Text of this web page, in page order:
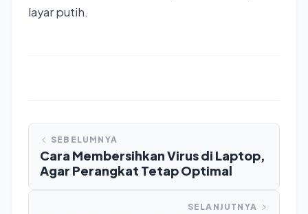
layar putih.
SEBELUMNYA
Cara Membersihkan Virus di Laptop,
Agar Perangkat Tetap Optimal
SELANJUTNYA